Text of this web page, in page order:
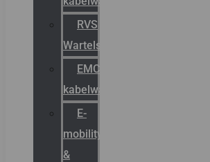
RVS
Wartels
EMC
kabelwartels
E-
mobility
&